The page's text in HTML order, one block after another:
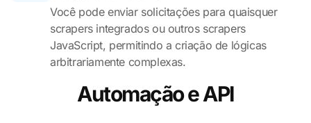
Você pode enviar solicitações para quaisquer
scrapers integrados ou outros scrapers
JavaScript, permitindo a criação de lógicas
arbitrariamente complexas.
Automação e API